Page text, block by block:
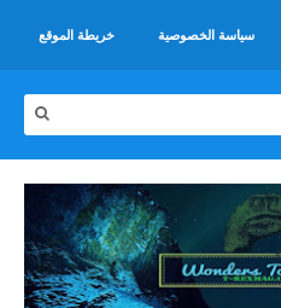
سياسة الخصوصية خريطة الموقع